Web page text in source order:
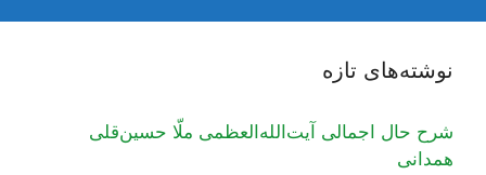
نوشته‌های تازه
شرح حال اجمالی آیت‌الله‌العظمی ملّا حسین‌قلی
همدانی